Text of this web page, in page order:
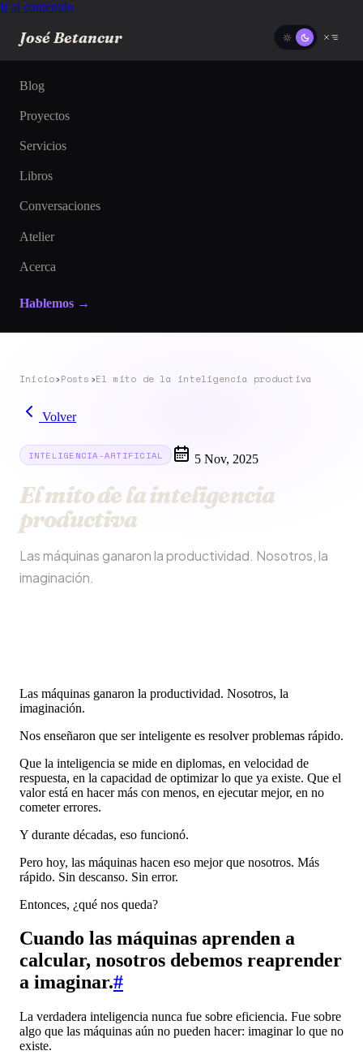
Ir al contenido
José Betancur
Blog
Proyectos
Servicios
Libros
Conversaciones
Atelier
Acerca
Hablemos →
Inicio›Posts ›El mito de la inteligencia productiva
Volver
INTELIGENCIA-ARTIFICIAL 5 Nov, 2025
El mito de la inteligencia
productiva
Las máquinas ganaron la productividad. Nosotros, la
imaginación.
Las máquinas ganaron la productividad. Nosotros, la
imaginación.
Nos enseñaron que ser inteligente es resolver problemas rápido.
Que la inteligencia se mide en diplomas, en velocidad de
respuesta, en la capacidad de optimizar lo que ya existe. Que el
valor está en hacer más con menos, en ejecutar mejor, en no
cometer errores.
Y durante décadas, eso funcionó.
Pero hoy, las máquinas hacen eso mejor que nosotros. Más
rápido. Sin descanso. Sin error.
Entonces, ¿qué nos queda?
Cuando las máquinas aprenden a
calcular, nosotros debemos reaprender
a imaginar.#
La verdadera inteligencia nunca fue sobre eficiencia. Fue sobre
algo que las máquinas aún no pueden hacer: imaginar lo que no
existe.